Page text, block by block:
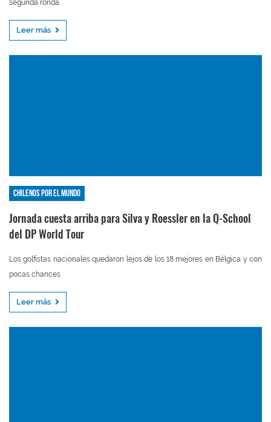
segunda ronda
Leer más
Chilenos por el mundo
Jornada cuesta arriba para Silva y Roessler en la Q-School
del DP World Tour
Los golfistas nacionales quedaron lejos de los 18 mejores en Bélgica y con
pocas chances
Leer más